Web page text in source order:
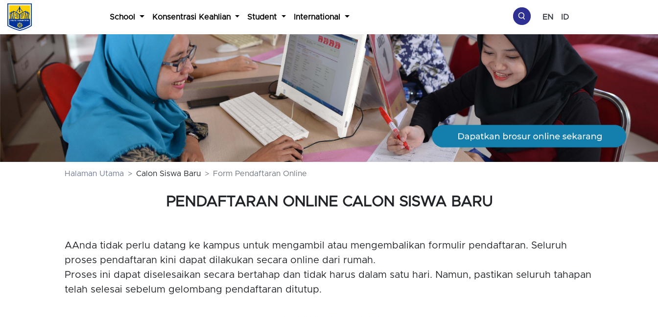
School Konsentrasi Keahlian Student International EN ID
Halaman Utama Calon Siswa Baru Form Pendaftaran Online
PENDAFTARAN ONLINE CALON SISWA BARU
AAnda tidak perlu datang ke kampus untuk mengambil atau mengembalikan formulir pendaftaran. Seluruh
proses pendaftaran kini dapat dilakukan secara online dari rumah.
Proses ini dapat diselesaikan secara bertahap dan tidak harus dalam satu hari. Namun, pastikan seluruh tahapan
telah selesai sebelum gelombang pendaftaran ditutup.